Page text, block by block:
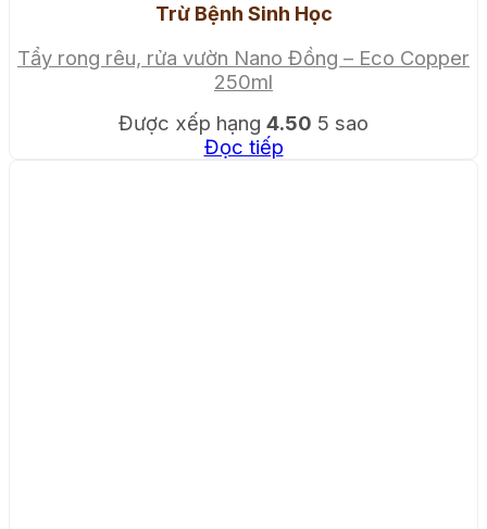
Trừ Bệnh Sinh Học
Tẩy rong rêu, rửa vườn Nano Đồng – Eco Copper
250ml
Được xếp hạng 4.50 5 sao
Đọc tiếp